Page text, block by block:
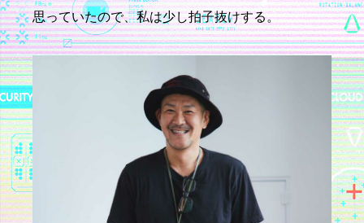
思っていたので、私は少し拍子抜けする。